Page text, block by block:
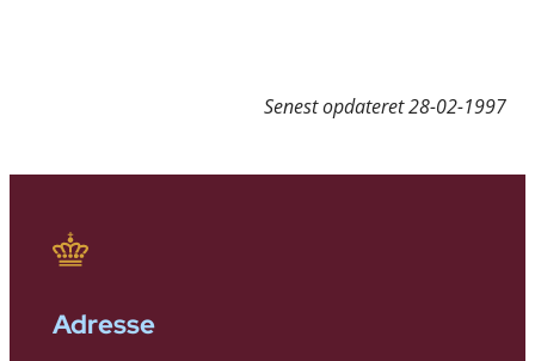
Senest opdateret28-02-1997
Adresse